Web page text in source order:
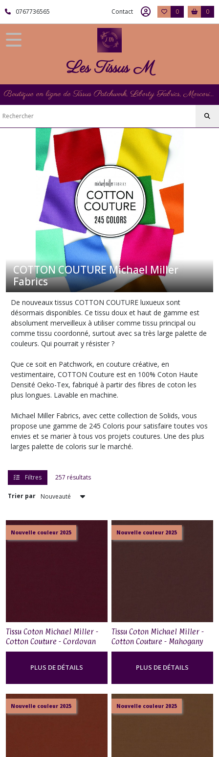
0767736565 Contact 0 0
Les Tissus M
Boutique en ligne de Tissus Patchwork, Liberty Fabrics, Mercerie et Matériel de Point de Croix
COTTON COUTURE Michael Miller
Fabrics
De nouveaux tissus COTTON COUTURE luxueux sont
désormais disponibles. Ce tissu doux et haut de gamme est
absolument merveilleux à utiliser comme tissu principal ou
comme tissu coordonné, surtout avec sa très large palette de
couleurs. Qui pourrait y résister ?
Que ce soit en Patchwork, en couture créative, en
vestimentaire, COTTON Couture est en 100% Coton Haute
Densité Oeko-Tex, fabriqué à partir des fibres de coton les
plus longues. Lavable en machine.
Michael Miller Fabrics, avec cette collection de Solids, vous
propose une gamme de 245 Coloris pour satisfaire toutes vos
envies et se marier à tous vos projets coutures. Une des plus
larges palette de coloris sur le marché.
Filtres 257 résultats
Trier par
Nouvelle couleur 2025
Tissu Coton Michael Miller -
Cotton Couture - Cordovan
PLUS DE DÉTAILS
Nouvelle couleur 2025
Tissu Coton Michael Miller -
Cotton Couture - Mahogany
PLUS DE DÉTAILS
Nouvelle couleur 2025 Nouvelle couleur 2025
Fermer
FILTRES
Les
Tissus
Michael
Fabrics
COTTON
COUTURE
Michael
Miller
Fabrics
Disponibilité
immédiate
(58)
Sur
commande
(199)
Afficher
les
résultats